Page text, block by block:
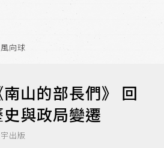
向球
山的部長們》 回
與政局變遷
出版